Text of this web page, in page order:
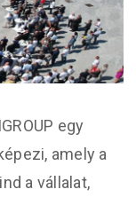
egy
amely a
a vállalat,